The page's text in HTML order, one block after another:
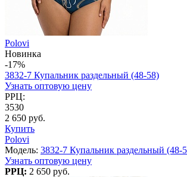
Polovi
Новинка
-17%
3832-7 Купальник раздельный (48-58)
Узнать оптовую цену
РРЦ:
3530
2 650 руб.
Купить
Polovi
Модель: 3832-7 Купальник раздельный (48-
Узнать оптовую цену
РРЦ: 2 650 руб.